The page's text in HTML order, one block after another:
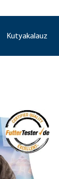
Kutyakalauz